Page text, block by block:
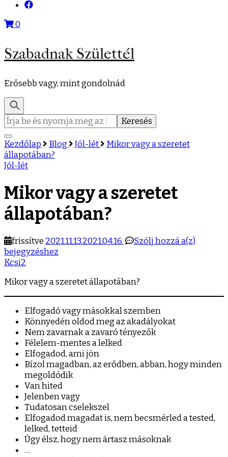
0
Szabadnak Születtél
Erősebb vagy, mint gondolnád
Keresés:
Kezdőlap Blog Jól-lét
Mikor vagy a szeretet
állapotában?
Jól-lét
Mikor vagy a szeretet
állapotában?
frissítve 2021.11.13.2021.04.16. Szólj hozzá a(z)Mikor
bejegyzéshez
Kcsi2
Mikor vagy a szeretet állapotában?
Elfogadó vagy másokkal szemben
Könnyedén oldod meg az akadályokat
Nem zavarnak a zavaró tényezők
Félelem-mentes a lelked
Elfogadod, ami jön
Bízol magadban, az erődben, abban, hogy minden
megoldódik
Van hited
Jelenben vagy
Tudatosan cselekszel
Elfogadod magadat is, nem becsmérled a tested,
lelked, tetteid
Úgy élsz, hogy nem ártasz másoknak
…